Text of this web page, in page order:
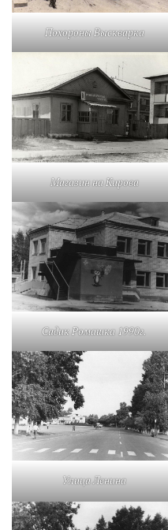
Похороны Выскварка
Магазин на Кирова
Садик Ромашка 1990г.
Улица Ленина